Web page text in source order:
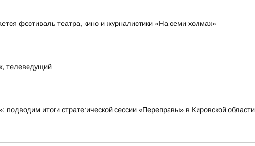
фестиваль театра, кино и журналистики «На семи холмах»
телеведущий
подводим итоги стратегической сессии «Переправы» в Кировской области